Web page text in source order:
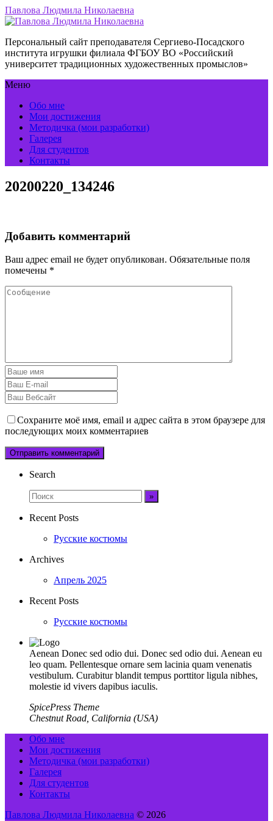
Павлова Людмила Николаевна
Персональный сайт преподавателя Сергиево-Посадского
института игрушки филиала ФГБОУ ВО «Российский
университет традиционных художественных промыслов»
Меню
Обо мне
Мои достижения
Методичка (мои разработки)
Галерея
Для студентов
Контакты
20200220_134246
Добавить комментарий
Ваш адрес email не будет опубликован. Обязательные поля
помечены *
Сохраните моё имя, email и адрес сайта в этом браузере для
последующих моих комментариев
Search
Recent Posts
Русские костюмы
Archives
Апрель 2025
Recent Posts
Русские костюмы
Aenean Donec sed odio dui. Donec sed odio dui. Aenean eu
leo quam. Pellentesque ornare sem lacinia quam venenatis
vestibulum. Curabitur blandit tempus porttitor ligula nibhes,
molestie id vivers dapibus iaculis.
SpicePress Theme
Chestnut Road, California (USA)
Обо мне
Мои достижения
Методичка (мои разработки)
Галерея
Для студентов
Контакты
Павлова Людмила Николаевна © 2026